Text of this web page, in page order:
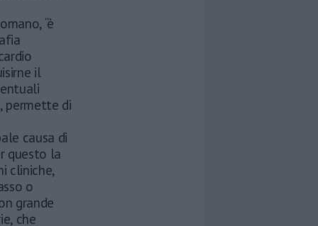
“è
il
permette di
causa di
questo la
cliniche,
o
grande
che